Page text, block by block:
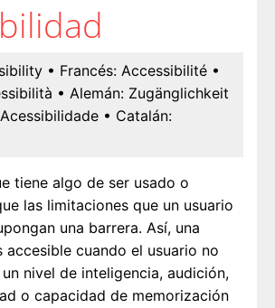
• Francés: Accessibilité •
• Alemán: Zugänglichkeit
Acessibilidade • Catalán:
tiene algo de ser usado o
las limitaciones que un usuario
una barrera. Así, una
accesible cuando el usuario no
nivel de inteligencia, audición,
o capacidad de memorización